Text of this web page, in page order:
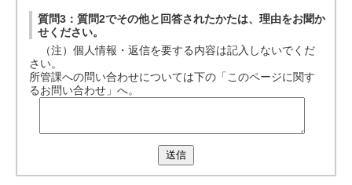
質問3：質問2でその他と回答されたかたは、理由をお聞か
せください。
（注）個人情報・返信を要する内容は記入しないでくだ
さい。
所管課への問い合わせについては下の「このページに関す
るお問い合わせ」へ。
送信